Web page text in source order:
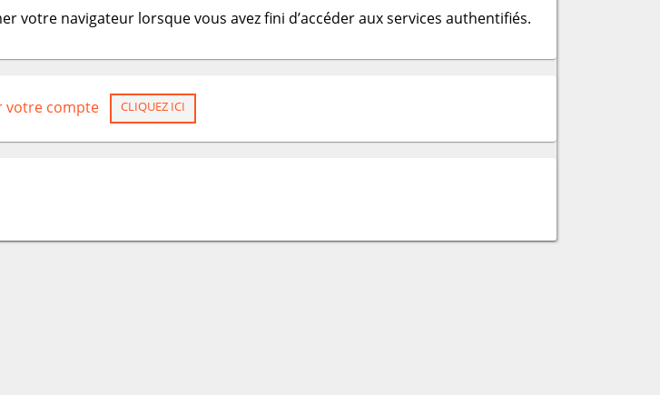
votre navigateur lorsque vous avez fini d’accéder aux services authentifiés.
votre compte CLIQUEZ ICI